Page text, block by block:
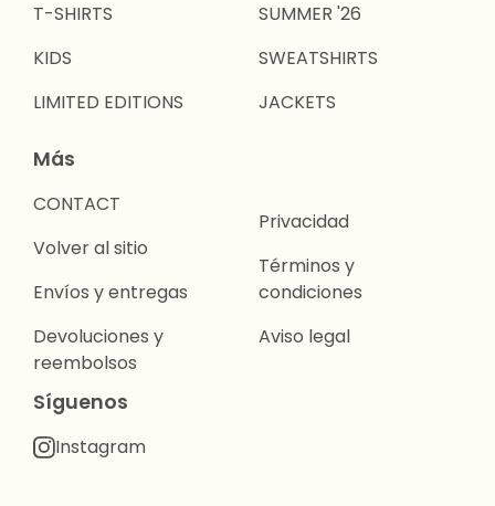
T-SHIRTS
KIDS
LIMITED EDITIONS
SUMMER '26
SWEATSHIRTS
JACKETS
Más
CONTACT
Volver al sitio
Envíos y entregas
Devoluciones y
reembolsos
Privacidad
Términos y
condiciones
Aviso legal
Síguenos
Instagram